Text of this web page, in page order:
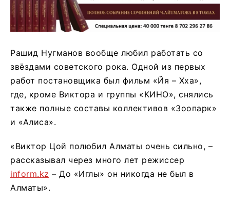
Рашид Нугманов вообще любил работать со
звёздами советского рока. Одной из первых
работ постановщика был фильм «Йя – Хха»,
где, кроме Виктора и группы «КИНО», снялись
также полные составы коллективов «Зоопарк»
и «Алиса».
«Виктор Цой полюбил Алматы очень сильно, –
рассказывал через много лет режиссер
inform.kz – До «Иглы» он никогда не был в
Алматы».